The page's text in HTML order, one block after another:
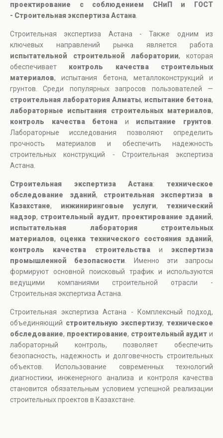
проектирование с соблюдением СНиП и ГОСТ
- Строительная экспертиза Астана
Строительная экспертиза Астана - Также одним из
ключевых направлений рынка является работа
испытательной строительной лаборатории, которая
обеспечивает контроль качества строительных
материалов, испытания бетона, металлоконструкций и
грунтов. Среди популярных запросов пользователей —
строительная лаборатория Алматы, испытание бетона,
лабораторные испытания строительных материалов,
контроль качества бетона и испытание грунтов
Лабораторные исследования позволяют определить
прочность материалов и обеспечить надежность
строительных конструкций - Строительная экспертиза
Астана.
Строительная экспертиза Астана:техническое
обследование зданий, строительная экспертиза в
Казахстане, инжиниринговые услуги, технический
надзор, строительный аудит, проектирование зданий,
испытательная лаборатория строительных
материалов, оценка технического состояния зданий,
контроль качества строительстваи экспертиза
промышленной безопасности . Именно эти запросы
формируют основной поисковый трафик и используются
ведущими компаниями строительной отрасли -
Строительная экспертиза Астана.
Строительная экспертиза Астана - Комплексный подход,
объединяющий строительную экспертизу, техническое
обследование, проектирование, строительный аудит и
лабораторный контроль, позволяет обеспечить
безопасность, надежность и долговечность строительных
объектов. Использование современных технологий
диагностики, инженерного анализа и контроля качества
становится обязательным условием успешной реализации
строительных проектов в Казахстане.